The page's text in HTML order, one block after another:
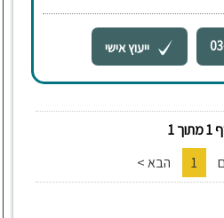
ייעוץ אישי
1
1 הבא >